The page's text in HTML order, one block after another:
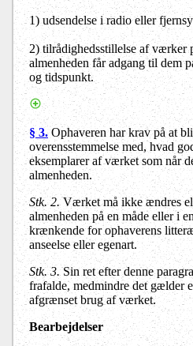
1) udsendelse i radio eller
2) tilrådighedsstillelse af værker
almenheden får adgang til dem
og tidspunkt.
§ 3.Ophaveren har krav på at
overensstemmelse med, hvad
eksemplarer af værket som når
almenheden.
Stk. 2.Værket må ikke ændres
almenheden på en måde eller i
krænkende for ophaverens
anseelse eller egenart.
Stk. 3.Sin ret efter denne
frafalde, medmindre det gælder
afgrænset brug af værket.
Bearbejdelser